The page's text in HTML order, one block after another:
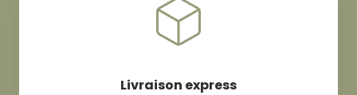
Livraison express